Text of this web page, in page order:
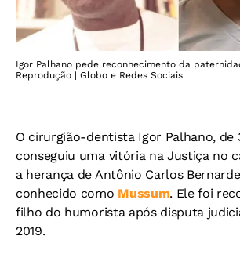
Igor Palhano pede reconhecimento da
Reprodução | Globo e Redes Sociais
O cirurgião-dentista Igor Palhano, de
conseguiu uma vitória na Justiça no
a herança de Antônio Carlos
conhecido como Mussum. Ele foi
filho do humorista após disputa
2019.